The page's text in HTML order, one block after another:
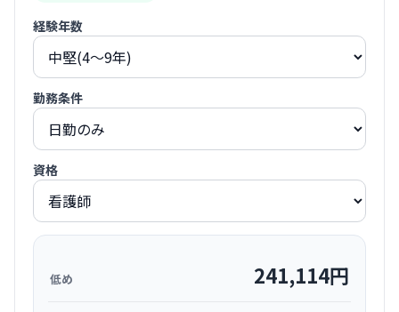
経験年数
勤務条件
資格
低め 241,114円